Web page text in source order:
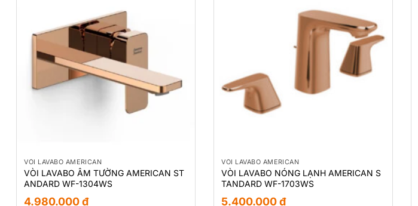
VÒI LAVABO AMERICAN
VÒI LAVABO ÂM TƯỜNG AMERICAN ST
ANDARD WF-1304WS
4.980.000₫
VÒI LAVABO AMERICAN
VÒI LAVABO NÓNG LẠNH AMERICAN S
TANDARD WF-1703WS
5.400.000₫